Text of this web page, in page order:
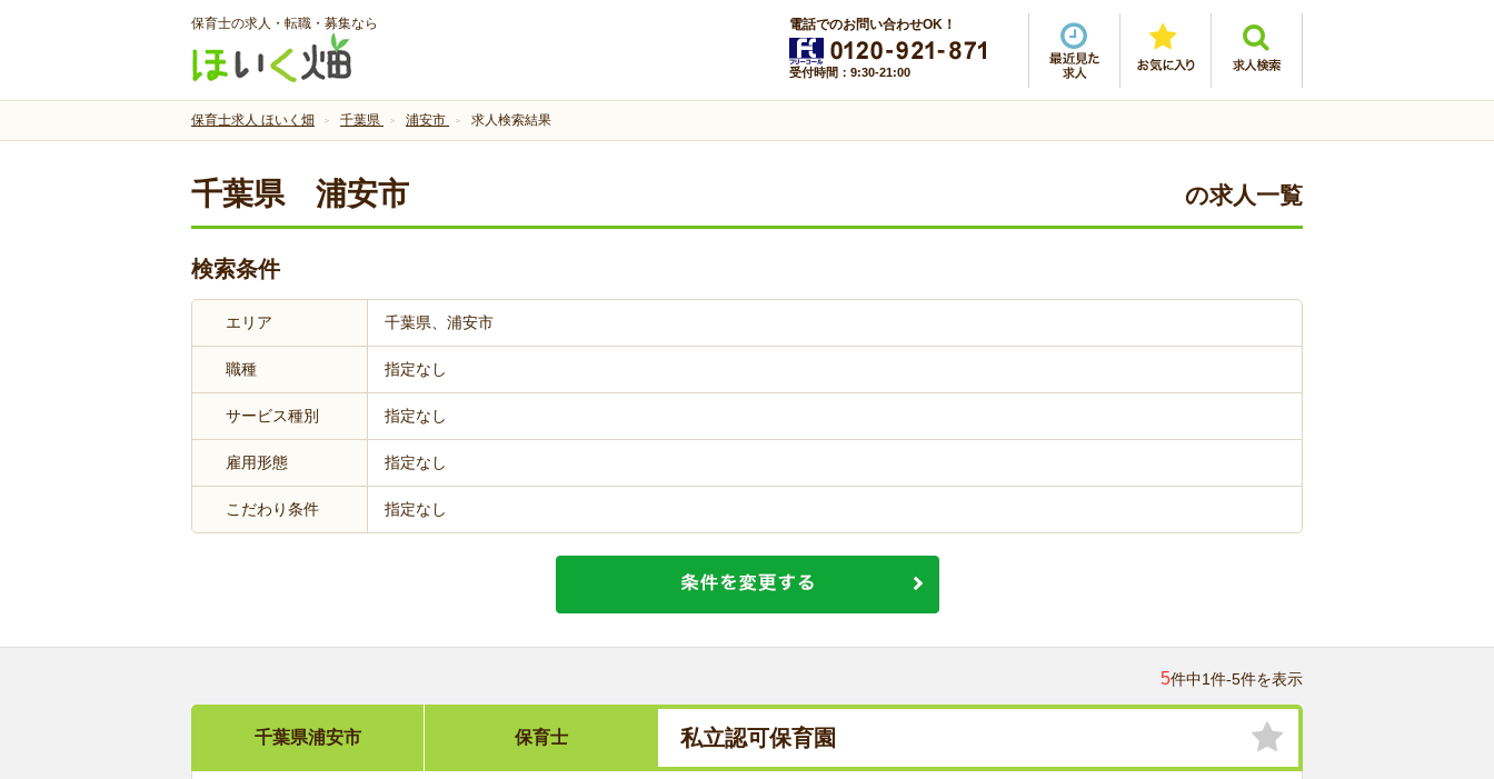
保育士の求人・転職・募集なら 電話でのお問い合わせOK！
受付時間：9:30-21:00
保育士求人 ほいく畑 千葉県 浦安市 求人検索結果
千葉県 浦安市 の求人一覧
検索条件
エリア 千葉県、浦安市
職種 指定なし
サービス種別 指定なし
雇用形態 指定なし
こだわり条件 指定なし
5件中1件-5件を表示
千葉県浦安市 保育士 私立認可保育園